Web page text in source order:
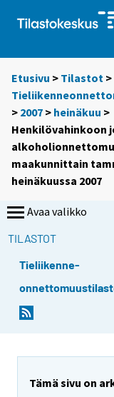
Etusivu > Tilastot >
> 2007 > heinäkuu >
Henkilövahinkoon
maakunnittain
heinäkuussa 2007
Avaa valikko
TILASTOT
Tieliikenne-
Tämä sivu on